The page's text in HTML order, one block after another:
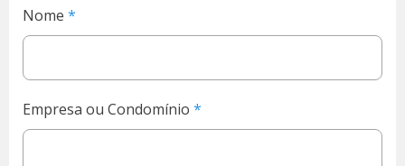
Nome
Empresa ou Condomínio